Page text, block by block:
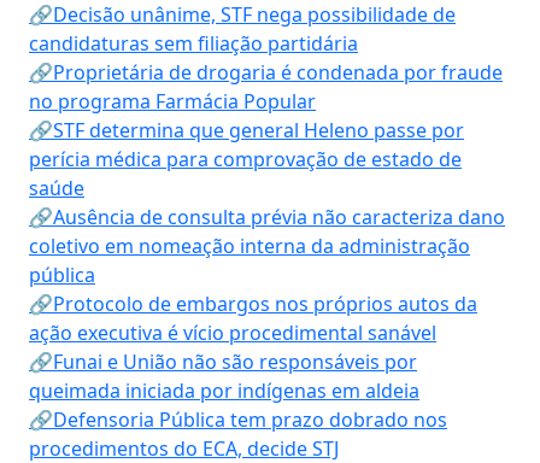
🔗Decisão unânime, STF nega possibilidade de
candidaturas sem filiação partidária
🔗Proprietária de drogaria é condenada por fraude
no programa Farmácia Popular
🔗STF determina que general Heleno passe por
perícia médica para comprovação de estado de
saúde
🔗Ausência de consulta prévia não caracteriza dano
coletivo em nomeação interna da administração
pública
🔗Protocolo de embargos nos próprios autos da
ação executiva é vício procedimental sanável
🔗Funai e União não são responsáveis por
queimada iniciada por indígenas em aldeia
🔗Defensoria Pública tem prazo dobrado nos
procedimentos do ECA, decide STJ